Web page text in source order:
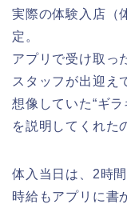
実際の体験入店（
定。
アプリで受け取っ
スタッフが出迎え
想像していた“ギ
を説明してくれた
体入当日は、2時
時給もアプリに書